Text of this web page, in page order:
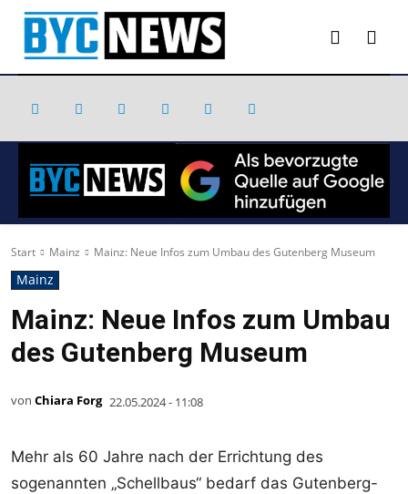
Start Mainz Mainz: Neue Infos zum Umbau des Gutenberg Museum
Mainz
Mainz: Neue Infos zum Umbau
des Gutenberg Museum
von Chiara Forg 22.05.2024 - 11:08
Mehr als 60 Jahre nach der Errichtung des
sogenannten „Schellbaus“ bedarf das Gutenberg-